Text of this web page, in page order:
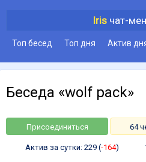
Irisчат-
Топ бесед Топ дня Актив
Беседа «wolf pack»
Присоединиться 64
Актив за сутки: 229 (-164)